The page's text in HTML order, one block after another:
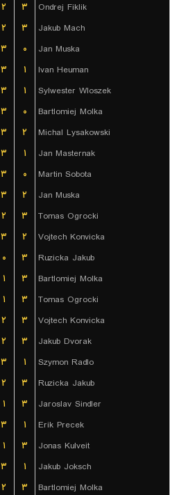
۲ ۳
Ondrej Fiklik
۲ ۳
Jakub Mach
۳ ۰
Jan Muska
۳ ۱
Ivan Heuman
۳ ۱
Sylwester Wloszek
۳ ۰
Bartlomiej Molka
۳ ۲
Michal Lysakowski
۳ ۱
Jan Masternak
۳ ۰
Martin Sobota
۳ ۲
Jan Muska
۲ ۳
Tomas Ogrocki
۳ ۲
Vojtech Konvicka
۰ ۳
Ruzicka Jakub
۱ ۳
Bartlomiej Molka
۱ ۳
Tomas Ogrocki
۲ ۳
Vojtech Konvicka
۲ ۳
Jakub Dvorak
۳ ۱
Szymon Radlo
۲ ۳
Ruzicka Jakub
۱ ۳
Jaroslav Sindler
۳ ۱
Erik Precek
۱ ۳
Jonas Kulveit
۳ ۱
Jakub Joksch
۲ ۳
Bartlomiej Molka